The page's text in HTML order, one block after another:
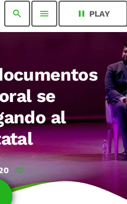
search menu pause PLAY
se
al